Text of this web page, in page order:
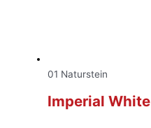
01 Naturstein
Imperial White